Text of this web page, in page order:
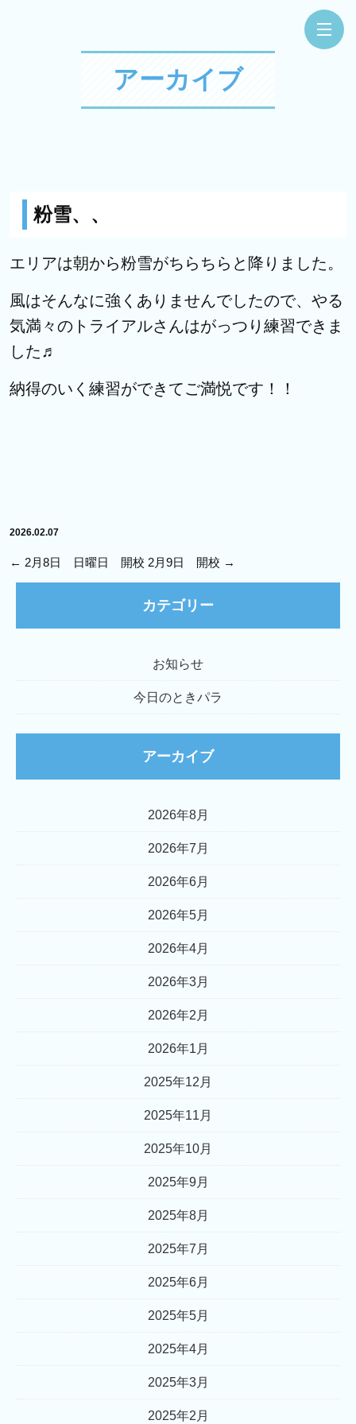
アーカイブ
粉雪、、
エリアは朝から粉雪がちらちらと降りました。
風はそんなに強くありませんでしたので、やる
気満々のトライアルさんはがっつり練習できま
した♬
納得のいく練習ができてご満悦です！！
2026.02.07
← 2月8日 日曜日 開校 2月9日 開校 →
カテゴリー
お知らせ
今日のときパラ
アーカイブ
2026年8月
2026年7月
2026年6月
2026年5月
2026年4月
2026年3月
2026年2月
2026年1月
2025年12月
2025年11月
2025年10月
2025年9月
2025年8月
2025年7月
2025年6月
2025年5月
2025年4月
2025年3月
2025年2月